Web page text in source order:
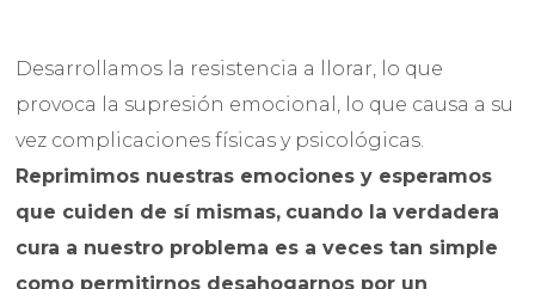
Desarrollamos la resistencia a llorar, lo que
provoca la supresión emocional, lo que causa a su
vez complicaciones físicas y psicológicas.
Reprimimos nuestras emociones y esperamos
que cuiden de sí mismas, cuando la verdadera
cura a nuestro problema es a veces tan simple
como permitirnos desahogarnos por un